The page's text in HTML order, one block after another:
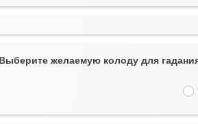
Выберите желаемую колоду для